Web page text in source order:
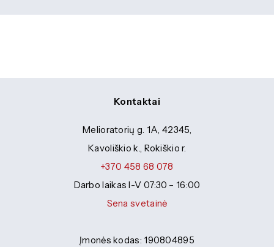
Kontaktai
Melioratorių g. 1A, 42345,
Kavoliškio k., Rokiškio r.
+370 458 68 078
Darbo laikas I-V 07:30 – 16:00
Sena svetainė
Įmonės kodas: 190804895